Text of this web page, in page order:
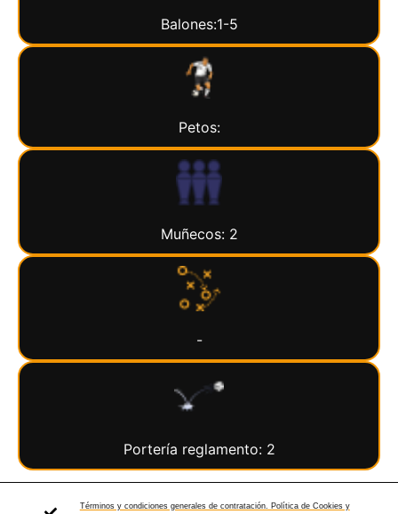
Balones:1-5
Petos:
Muñecos: 2
-
Portería reglamento: 2
Términos y condiciones generales de contratación. Política de Cookies y